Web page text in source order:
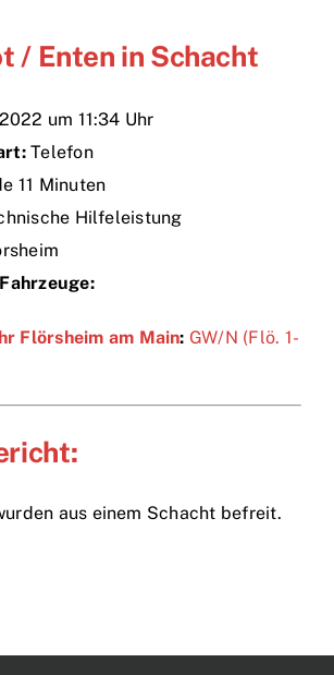
/ Enten in Schacht
um 11:34 Uhr
Telefon
11 Minuten
Hilfeleistung
Flörsheim am Main: GW/N (Flö. 1-
aus einem Schacht befreit.